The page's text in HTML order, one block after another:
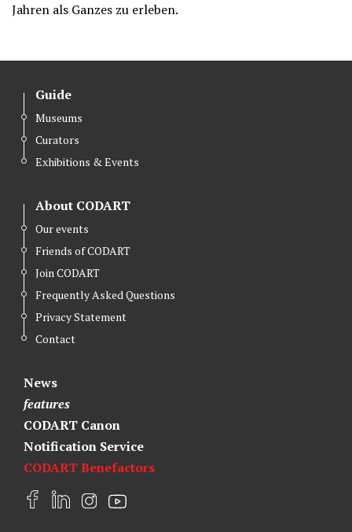
Jahren als Ganzes zu erleben.
Guide
Museums
Curators
Exhibitions & Events
About CODART
Our events
Friends of CODART
Join CODART
Frequently Asked Questions
Privacy Statement
Contact
News
features
CODART Canon
Notification Service
CODART Benefactors
F
L
I
Y